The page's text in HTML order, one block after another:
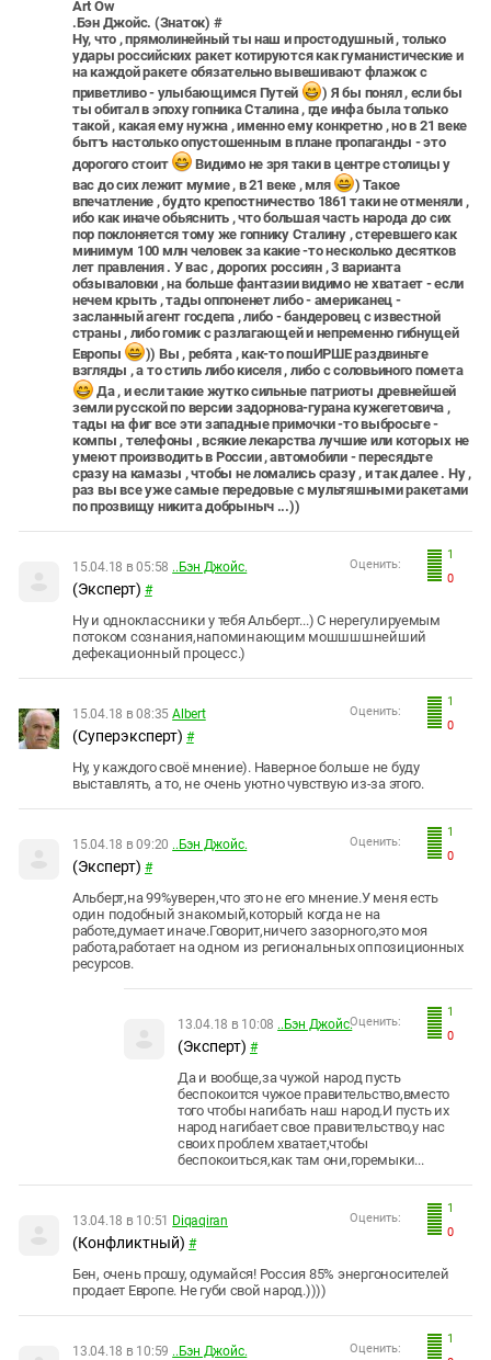
Art Ow
.Бэн Джойс. (Знаток) #
Ну, что , прямолинейный ты наш и простодушный , только
удары российских ракет котируются как гуманистические и
на каждой ракете обязательно вывешивают флажок с
приветливо - улыбающимся Путей
) Я бы понял , если бы
ты обитал в эпоху гопника Сталина , где инфа была только
такой , какая ему нужна , именно ему конкретно , но в 21 веке
бытъ настолько опустошенным в плане пропаганды - это
дорогого стоит
Видимо не зря таки в центре столицы у
вас до сих лежит мумие , в 21 веке , мля
) Такое
впечатление , будто крепостничество 1861 таки не отменяли ,
ибо как иначе обьяснить , что большая часть народа до сих
пор поклоняется тому же гопнику Сталину , стеревшего как
минимум 100 млн человек за какие -то несколько десятков
лет правления . У вас , дорогих россиян , 3 вариaнта
обзываловки , на больше фантазии видимо не хватает - если
нечем крыть , тады оппоненет либо - американец -
засланный агент госдепа , либо - бандеровец с известной
страны , либо гомик с разлагающей и непременно гибнущей
Европы
)) Вы , ребята , как-то пошИРШЕ раздвиньте
взгляды , а то стиль либо киселя , либо с соловьиного помета
Да , и если такие жутко сильные патриоты древнейшей
земли русской по версии задорнова-гурана кужегетовича ,
тады на фиг все эти западные примочки -то выбросьте -
компы , телефоны , всякие лекарства лучшие или которых не
умеют производить в России , автомобили - пересядьте
сразу на камазы , чтобы не ломались сразу , и так далее . Ну ,
раз вы все уже самые передовые с мультяшными ракетами
по прозвищу никита добрыныч ...))
1
0
Оценить:
15.04.18 в 05:58 ..Бэн Джойс.
(Эксперт) #
Ну и одноклассники у тебя Альберт...) С нерегулируемым
потоком сознания,напоминающим мошшшшнейший
дефекационный процесс.)
1
0
Оценить:
15.04.18 в 08:35 Albert
(Суперэксперт) #
Ну, у каждого своё мнение). Наверное больше не буду
выставлять, а то, не очень уютно чувствую из-за этого.
1
0
Оценить:
15.04.18 в 09:20 ..Бэн Джойс.
(Эксперт) #
Альберт,на 99%уверен,что это не его мнение.У меня есть
один подобный знакомый,который когда не на
работе,думает иначе.Говорит,ничего зазорного,это моя
работа,работает на одном из региональных оппозиционных
ресурсов.
1
0
Оценить:
13.04.18 в 10:08 ..Бэн Джойс.
(Эксперт) #
Да и вообще,за чужой народ пусть
беспокоится чужое правительство,вместо
того чтобы нагибать наш народ.И пусть их
народ нагибает свое правительство,у нас
своих проблем хватает,чтобы
беспокоиться,как там они,горемыки...
1
0
Оценить:
13.04.18 в 10:51 Diqaqiran
(Конфликтный) #
Бен, очень прошу, одумайся! Россия 85% энергоносителей
продает Европе. Не губи свой народ.))))
1
Оценить:
13.04.18 в 10:59 ..Бэн Джойс.